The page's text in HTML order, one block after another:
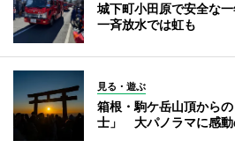
城下町小田原で安全な
一斉放水では虹も
見る・遊ぶ
箱根・駒ケ岳山頂から
士」 大パノラマに感動